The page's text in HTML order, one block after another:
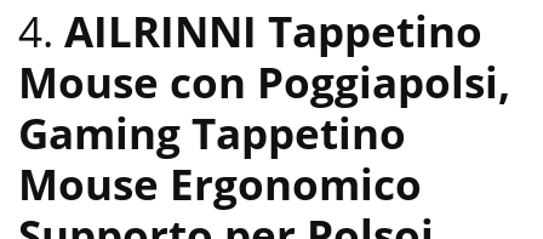
4. AILRINNI Tappetino
Mouse con Poggiapolsi,
Gaming Tappetino
Mouse Ergonomico